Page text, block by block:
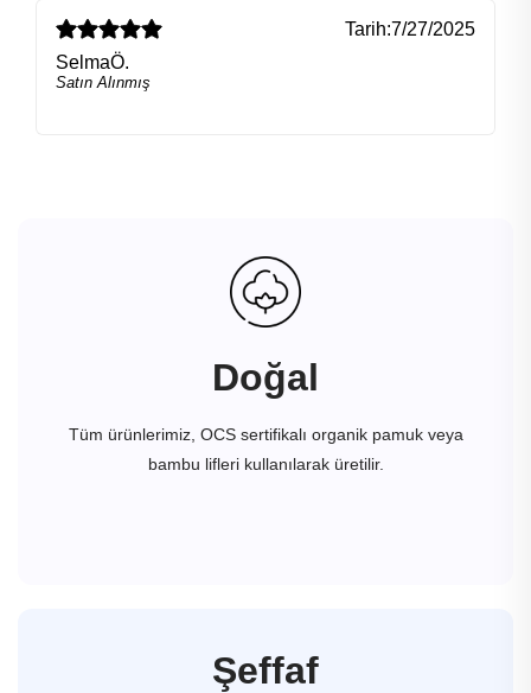
SelmaÖ.
Satın Alınmış
Tarih:7/27/2025
Doğal
Tüm ürünlerimiz, OCS sertifikalı organik pamuk veya
bambu lifleri kullanılarak üretilir.
Şeffaf